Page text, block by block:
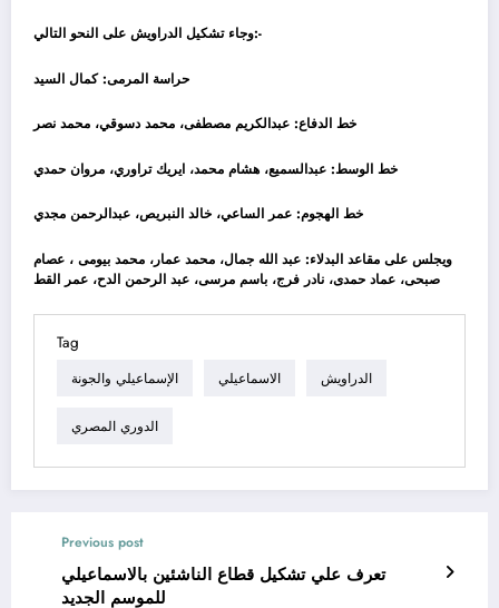
وجاء تشكيل الدراويش على النحو التالي:-
حراسة المرمى: كمال السيد
خط الدفاع: عبدالكريم مصطفى، محمد دسوقي، محمد نصر
خط الوسط: عبدالسميع، هشام محمد، ايريك تراوري، مروان حمدي
خط الهجوم: عمر الساعي، خالد النبريص، عبدالرحمن مجدي
ويجلس على مقاعد البدلاء: عبد الله جمال، محمد عمار، محمد بيومى ، عصام
صبحى، عماد حمدى، نادر فرج، باسم مرسى، عبد الرحمن الدح، عمر القط
Tag
الإسماعيلي والجونة الاسماعيلي الدراويش
الدوري المصري
Previous post
تعرف علي تشكيل قطاع الناشئين بالاسماعيلي
للموسم الجديد